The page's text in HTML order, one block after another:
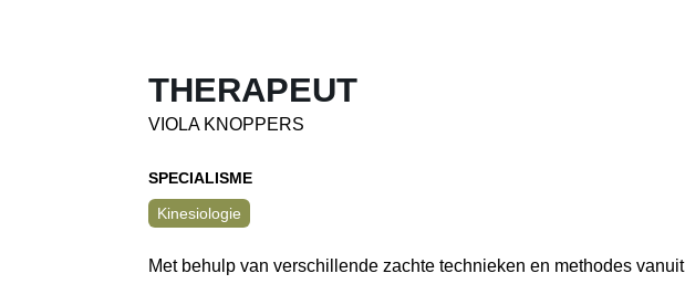
THERAPEUT
VIOLA KNOPPERS
SPECIALISME
Kinesiologie
Met behulp van verschillende zachte technieken en methodes